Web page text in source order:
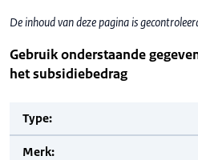
De inhoud van deze pagina is
Gebruik onderstaande
het subsidiebedrag
Type:
Merk: